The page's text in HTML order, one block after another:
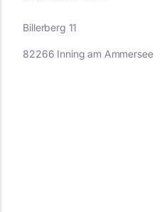
Billerberg 11
82266 Inning am Ammersee